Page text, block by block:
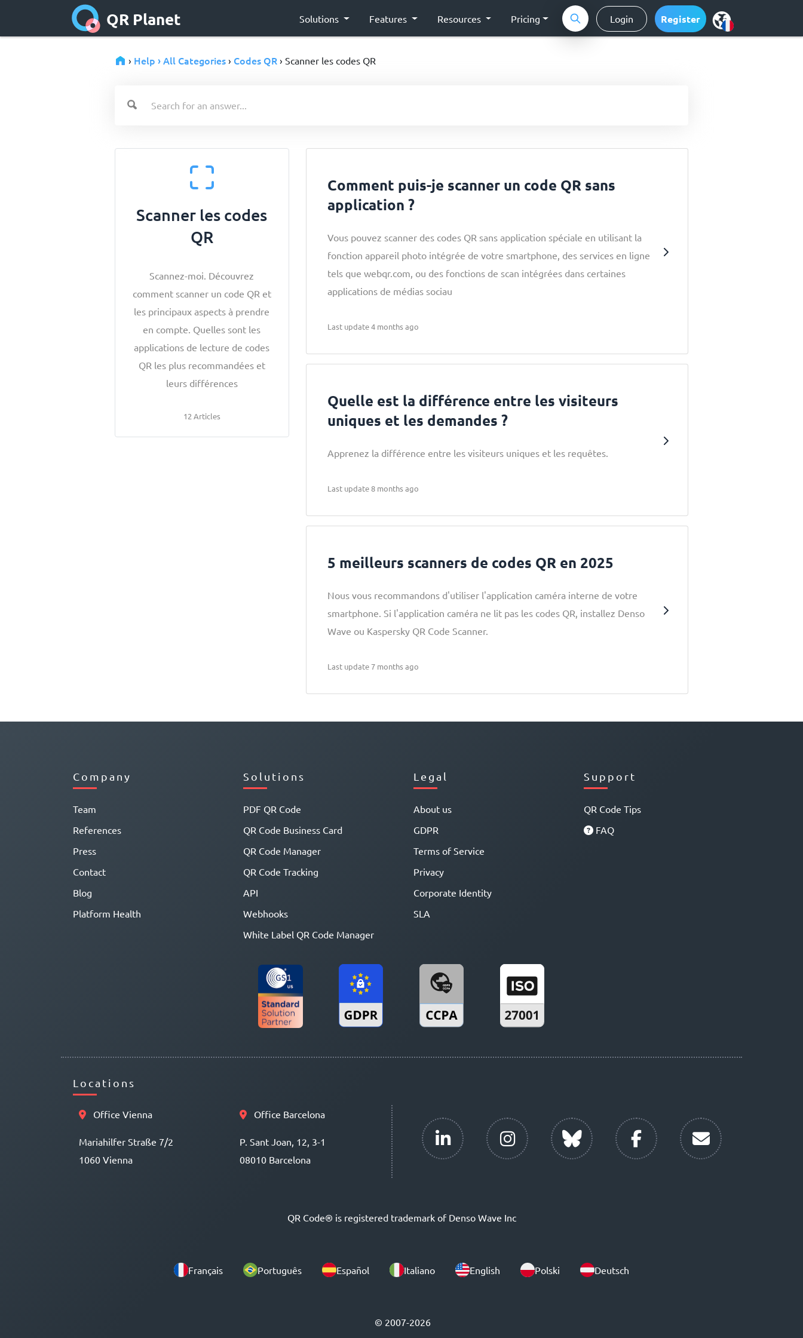
QR Planet Solutions Features Resources Pricing Login Register
› Help › All Categories › Codes QR › Scanner les codes QR
Scanner les codes
QR
Scannez-moi. Découvrez
comment scanner un code QR et
les principaux aspects à prendre
en compte. Quelles sont les
applications de lecture de codes
QR les plus recommandées et
leurs différences
12 Articles
Comment puis-je scanner un code QR sans
application ?
Vous pouvez scanner des codes QR sans application spéciale en utilisant la
fonction appareil photo intégrée de votre smartphone, des services en ligne
tels que webqr.com, ou des fonctions de scan intégrées dans certaines
applications de médias sociau
Last update 4 months ago
Quelle est la différence entre les visiteurs
uniques et les demandes ?
Apprenez la différence entre les visiteurs uniques et les requêtes.
Last update 8 months ago
5 meilleurs scanners de codes QR en 2025
Nous vous recommandons d'utiliser l'application caméra interne de votre
smartphone. Si l'application caméra ne lit pas les codes QR, installez Denso
Wave ou Kaspersky QR Code Scanner.
Last update 7 months ago
Company
Team
References
Press
Contact
Blog
Platform Health
Solutions
PDF QR Code
QR Code Business Card
QR Code Manager
QR Code Tracking
API
Webhooks
White Label QR Code Manager
Legal
About us
GDPR
Terms of Service
Privacy
Corporate Identity
SLA
Support
QR Code Tips
FAQ
Locations
Office Vienna
Mariahilfer Straße 7/2
1060 Vienna
Office Barcelona
P. Sant Joan, 12, 3-1
08010 Barcelona
QR Code® is registered trademark of Denso Wave Inc
Français Português Español Italiano English Polski Deutsch
© 2007-2026